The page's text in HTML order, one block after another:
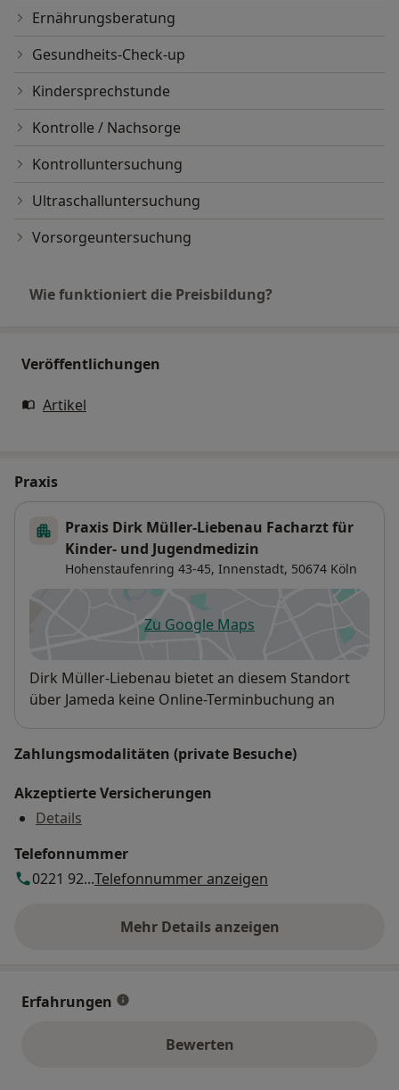
Ernährungsberatung
Gesundheits-Check-up
Kindersprechstunde
Kontrolle / Nachsorge
Kontrolluntersuchung
Ultraschalluntersuchung
Vorsorgeuntersuchung
Wie funktioniert die Preisbildung?
Veröffentlichungen
Artikel
Praxis
Praxis Dirk Müller-Liebenau Facharzt für
Kinder- und Jugendmedizin
Hohenstaufenring 43-45, Innenstadt, 50674 Köln
Zu Google Mapsöffnet in einer neuen
Verfügbarkeit
Dirk Müller-Liebenau bietet an diesem Standort
über Jameda keine Online-Terminbuchung an
Zahlungsmodalitäten (private Besuche)
Akzeptierte Versicherungen
Details
Telefonnummer
0221 92...Telefonnummer anzeigen
Mehr Details anzeigen
über die Adresse
Erfahrungen
Bewerten